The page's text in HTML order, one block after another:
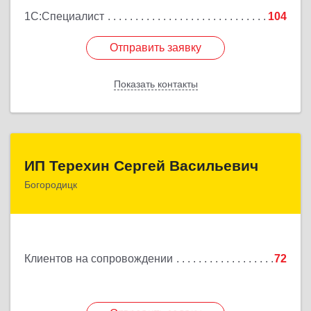
1С:Специалист
104
Отправить заявку
Показать контакты
Отправить заявку
Назад
ИП Терехин Сергей Васильевич
Богородицк
Клиентов на сопровождении 72
301831, Тульская обл, Богородицкий р-н,